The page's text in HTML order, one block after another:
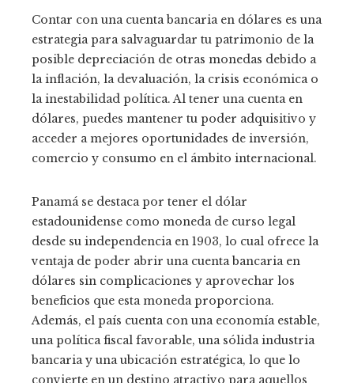
Contar con una cuenta bancaria en dólares es una
estrategia para salvaguardar tu patrimonio de la
posible depreciación de otras monedas debido a
la inflación, la devaluación, la crisis económica o
la inestabilidad política. Al tener una cuenta en
dólares, puedes mantener tu poder adquisitivo y
acceder a mejores oportunidades de inversión,
comercio y consumo en el ámbito internacional.
Panamá se destaca por tener el dólar
estadounidense como moneda de curso legal
desde su independencia en 1903, lo cual ofrece la
ventaja de poder abrir una cuenta bancaria en
dólares sin complicaciones y aprovechar los
beneficios que esta moneda proporciona.
Además, el país cuenta con una economía estable,
una política fiscal favorable, una sólida industria
bancaria y una ubicación estratégica, lo que lo
convierte en un destino atractivo para aquellos